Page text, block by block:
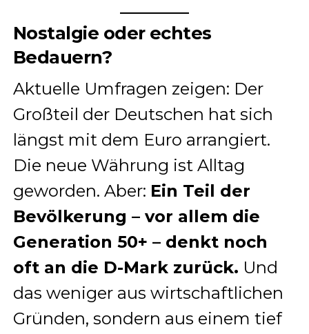
Nostalgie oder echtes
Bedauern?
Aktuelle Umfragen zeigen: Der
Großteil der Deutschen hat sich
längst mit dem Euro arrangiert.
Die neue Währung ist Alltag
geworden. Aber: Ein Teil der
Bevölkerung – vor allem die
Generation 50+ – denkt noch
oft an die D-Mark zurück. Und
das weniger aus wirtschaftlichen
Gründen, sondern aus einem tief